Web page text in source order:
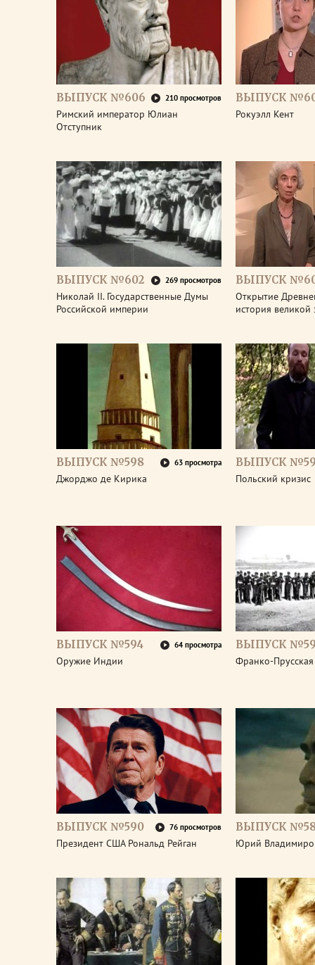
ВЫПУСК №606 210 просмотров
Римский император Юлиан
Отступник
ВЫПУСК
Рокуэлл Кент
ВЫПУСК №602 269 просмотров
Николай II. Государственные Думы
Российской империи
ВЫПУСК
Открытие
история великой
ВЫПУСК №598 63 просмотра
Джорджо де Кирика
ВЫПУСК
Польский кризис
ВЫПУСК №594 64 просмотра
Оружие Индии
ВЫПУСК
Франко-
ВЫПУСК №590 76 просмотров
Президент США Рональд Рейган
ВЫПУСК
Юрий